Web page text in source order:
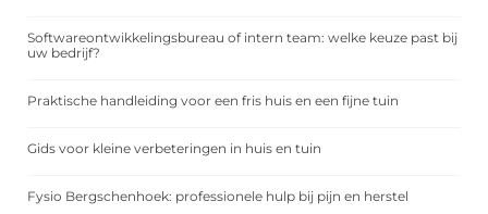
Softwareontwikkelingsbureau of intern team: welke keuze past bij
uw bedrijf?
Praktische handleiding voor een fris huis en een fijne tuin
Gids voor kleine verbeteringen in huis en tuin
Fysio Bergschenhoek: professionele hulp bij pijn en herstel